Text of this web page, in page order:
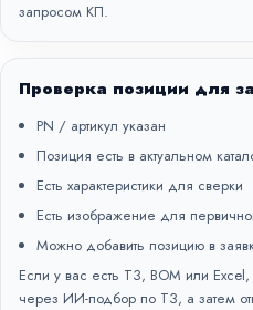
запросом КП.
Проверка позиции для
PN / артикул указан
Позиция есть в актуальном
Есть характеристики для сверки
Есть изображение для
Можно добавить позицию в
Если у вас есть ТЗ, BOM или
через ИИ-подбор по ТЗ, а затем